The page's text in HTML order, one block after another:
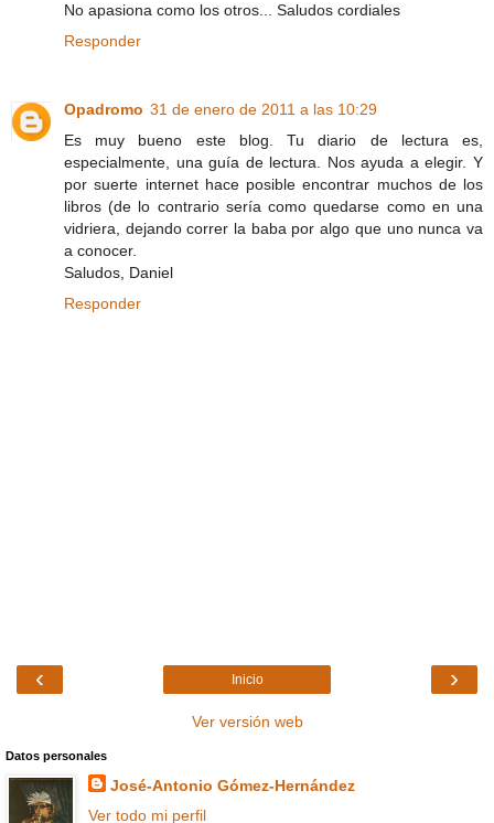
No apasiona como los otros... Saludos cordiales
Responder
Opadromo 31 de enero de 2011 a las 10:29
Es muy bueno este blog. Tu diario de lectura es,
especialmente, una guía de lectura. Nos ayuda a elegir. Y
por suerte internet hace posible encontrar muchos de los
libros (de lo contrario sería como quedarse como en una
vidriera, dejando correr la baba por algo que uno nunca va
a conocer.
Saludos, Daniel
Responder
‹ ›
Inicio
Ver versión web
Datos personales
José-Antonio Gómez-Hernández
Ver todo mi perfil